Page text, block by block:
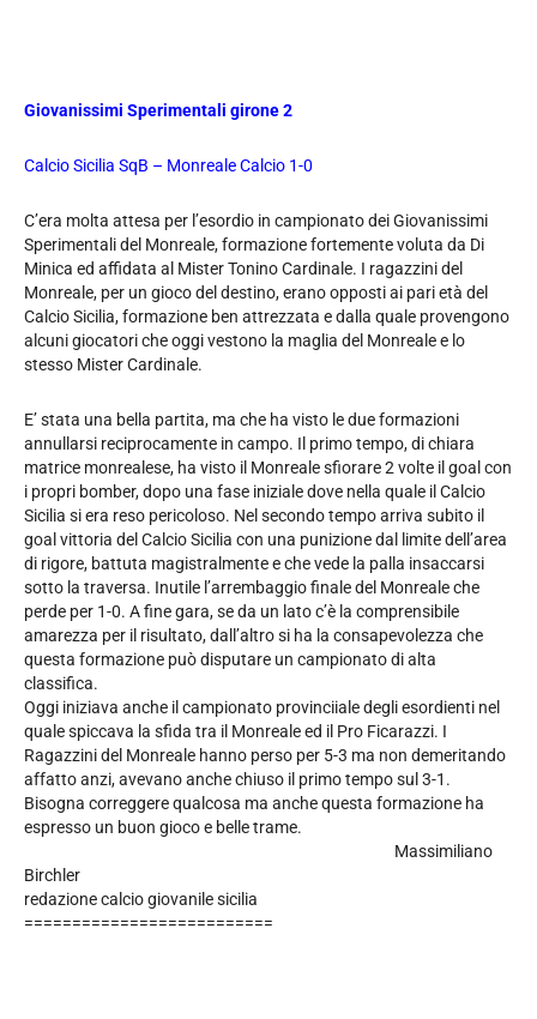
Giovanissimi Sperimentali girone 2
Calcio Sicilia SqB – Monreale Calcio 1-0
C’era molta attesa per l’esordio in campionato dei Giovanissimi
Sperimentali del Monreale, formazione fortemente voluta da Di
Minica ed affidata al Mister Tonino Cardinale. I ragazzini del
Monreale, per un gioco del destino, erano opposti ai pari età del
Calcio Sicilia, formazione ben attrezzata e dalla quale provengono
alcuni giocatori che oggi vestono la maglia del Monreale e lo
stesso Mister Cardinale.
E’ stata una bella partita, ma che ha visto le due formazioni
annullarsi reciprocamente in campo. Il primo tempo, di chiara
matrice monrealese, ha visto il Monreale sfiorare 2 volte il goal con
i propri bomber, dopo una fase iniziale dove nella quale il Calcio
Sicilia si era reso pericoloso. Nel secondo tempo arriva subito il
goal vittoria del Calcio Sicilia con una punizione dal limite dell’area
di rigore, battuta magistralmente e che vede la palla insaccarsi
sotto la traversa. Inutile l’arrembaggio finale del Monreale che
perde per 1-0. A fine gara, se da un lato c’è la comprensibile
amarezza per il risultato, dall’altro si ha la consapevolezza che
questa formazione può disputare un campionato di alta
classifica.
Oggi iniziava anche il campionato provinciiale degli esordienti nel
quale spiccava la sfida tra il Monreale ed il Pro Ficarazzi. I
Ragazzini del Monreale hanno perso per 5-3 ma non demeritando
affatto anzi, avevano anche chiuso il primo tempo sul 3-1.
Bisogna correggere qualcosa ma anche questa formazione ha
espresso un buon gioco e belle trame.
Massimiliano
Birchler
redazione calcio giovanile sicilia
==========================